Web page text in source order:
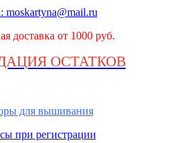
moskartyna@mail.ru
доставка от 1000 руб.
ОСТАТКОВ
для вышивания
при регистрации